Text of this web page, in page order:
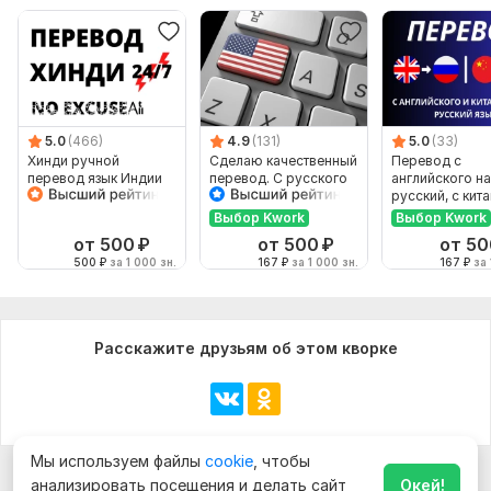
Язык перевода:
с Китайского на Русский
с Русского на Китайский
Объем услуги в кворке: 1 800 знаков
5.0 (466)
Хинди ручной
перевод язык Индии
Индийский
от 500 ₽
500 ₽ за 1 000 зн.
4.9 (131)
Сделаю качественный
перевод. С русского
на английский и
наоборот
Выбор Kwork
от 500 ₽
167 ₽ за 1 000 зн.
5.0 (33)
Перевод с
английского на
русский, с
на русский
Выбор Kwork
от
167 ₽ за
Расскажите друзьям об этом кворке
Мы используем файлы cookie , чтобы
анализировать посещения и делать сайт
Окей!